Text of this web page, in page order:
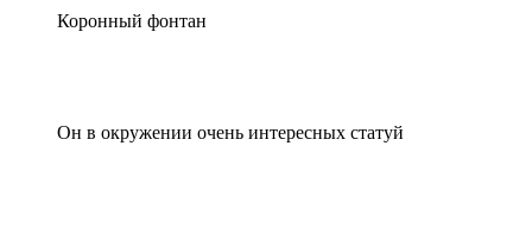
Коронный фонтан
Он в окружении очень интересных статуй